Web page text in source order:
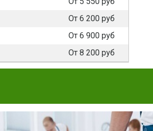
От 6 200 руб
От 6 900 руб
От 8 200 руб